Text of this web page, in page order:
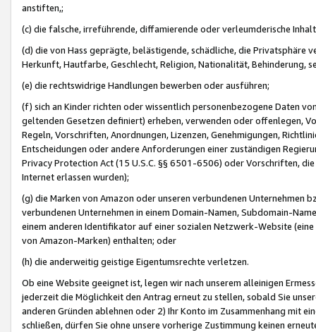
anstiften,;
(c) die falsche, irreführende, diffamierende oder verleumderische
(d) die von Hass geprägte, belästigende, schädliche, die Privatsphäre
Herkunft, Hautfarbe, Geschlecht, Religion, Nationalität, Behinderung,
(e) die rechtswidrige Handlungen bewerben oder ausführen;
(f) sich an Kinder richten oder wissentlich personenbezogene Daten
geltenden Gesetzen definiert) erheben, verwenden oder offenlegen,
Regeln, Vorschriften, Anordnungen, Lizenzen, Genehmigungen,
Entscheidungen oder andere Anforderungen einer zuständigen
Privacy Protection Act (15 U.S.C. §§ 6501-6506) oder Vorschriften,
Internet erlassen wurden);
(g) die Marken von Amazon oder unseren verbundenen Unternehmen
verbundenen Unternehmen in einem Domain-Namen, Subdomain-
einem anderen Identifikator auf einer sozialen Netzwerk-Website
von Amazon-Marken) enthalten; oder
(h) die anderweitig geistige Eigentumsrechte verletzen.
Ob eine Website geeignet ist, legen wir nach unserem alleinigen
jederzeit die Möglichkeit den Antrag erneut zu stellen, sobald Sie
anderen Gründen ablehnen oder 2) Ihr Konto im Zusammenhang mit
schließen, dürfen Sie ohne unsere vorherige Zustimmung keinen